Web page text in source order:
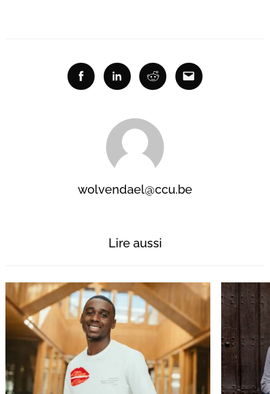
FacebookLinkedinRedditEmail
wolvendael@ccu.be
Lire aussi